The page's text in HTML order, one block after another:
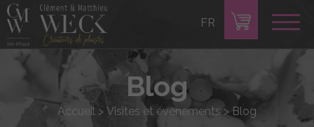
FR
Blog
Accueil > Visites et évènements > Blog